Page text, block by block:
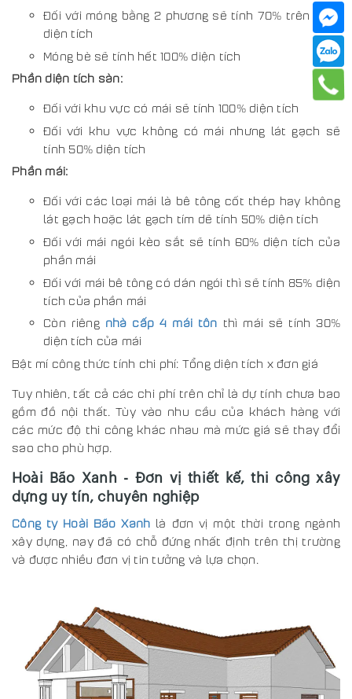
Đối với móng bằng 2 phương sẽ tính 70% trên tổng
diện tích
Móng bè sẽ tính hết 100% diện tích
Phần diện tích sàn:
Đối với khu vực có mái sẽ tính 100% diện tích
Đối với khu vực không có mái nhưng lát gạch sẽ
tính 50% diện tích
Phần mái:
Đối với các loại mái là bê tông cốt thép hay không
lát gạch hoặc lát gạch tím dẽ tính 50% diện tích
Đối với mái ngói kèo sắt sẽ tính 60% diện tích của
phần mái
Đối với mái bê tông có dán ngói thì sẽ tính 85% diện
tích của phần mái
Còn riêng nhà cấp 4 mái tôn thì mái sẽ tính 30%
diện tích của mái
Bật mí công thức tính chi phí: Tổng diện tích x đơn giá
Tuy nhiên, tất cả các chi phí trên chỉ là dự tính chưa bao
gồm đồ nội thất. Tùy vào nhu cầu của khách hàng với
các mức độ thi công khác nhau mà mức giá sẽ thay đổi
sao cho phù hợp.
Hoài Bão Xanh - Đơn vị thiết kế, thi công xây
dựng uy tín, chuyên nghiệp
Công ty Hoài Bão Xanh là đơn vị một thời trong ngành
xây dựng, nay đã có chỗ đứng nhất định trên thị trường
và được nhiều đơn vị tin tưởng và lựa chọn.